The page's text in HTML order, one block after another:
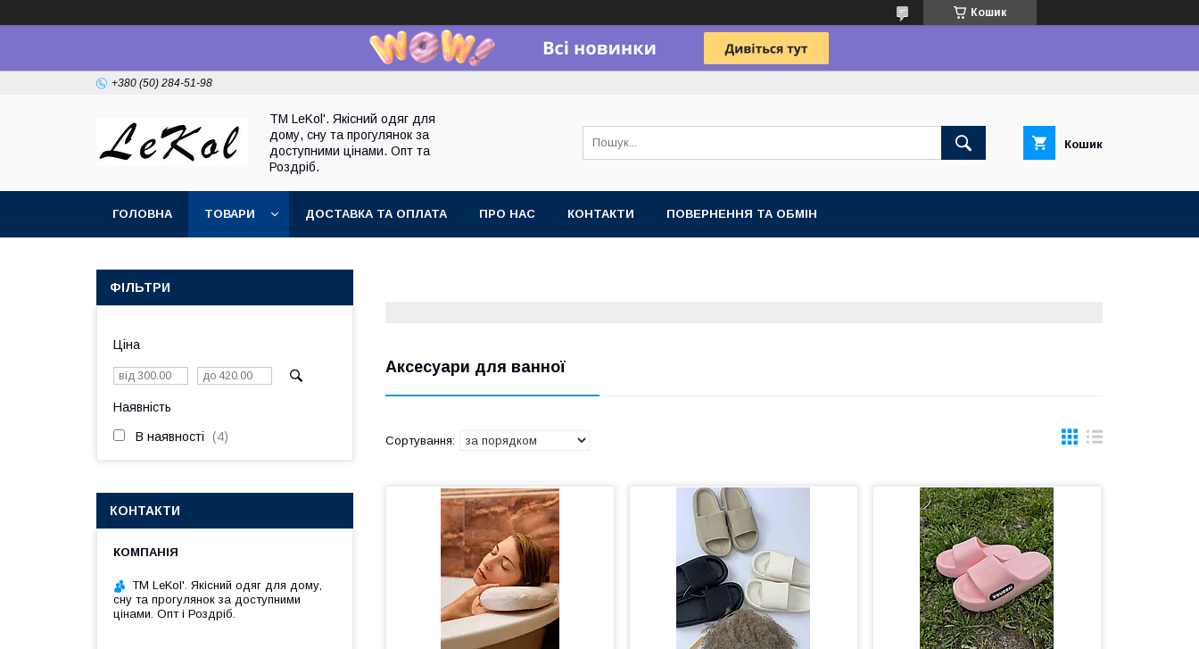
Кошик
+380 (50) 284-51-98
TM LeKol'. Якісний одяг для
дому, сну та прогулянок за
доступними цінами. Опт та
Роздріб.
Кошик
ГОЛОВНА ТОВАРИ ДОСТАВКА ТА ОПЛАТА ПРО НАС КОНТАКТИ ПОВЕРНЕННЯ ТА ОБМІН
Аксесуари для ванної
ФІЛЬТРИ
Ціна
Наявність
В наявності 4
КОНТАКТИ
TM LeKol'. Якісний одяг для дому,
сну та прогулянок за доступними
цінами. Опт і Роздріб.